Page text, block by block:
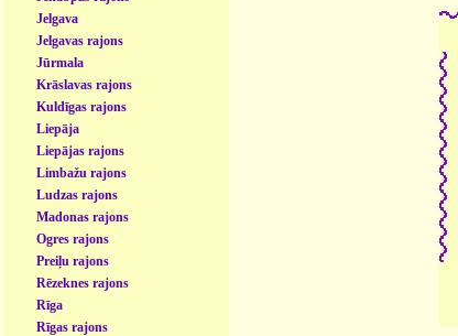
Jelgava
Jelgavas rajons
Jūrmala
Krāslavas rajons
Kuldīgas rajons
Liepāja
Liepājas rajons
Limbažu rajons
Ludzas rajons
Madonas rajons
Ogres rajons
Preiļu rajons
Rēzeknes rajons
Rīga
Rīgas rajons